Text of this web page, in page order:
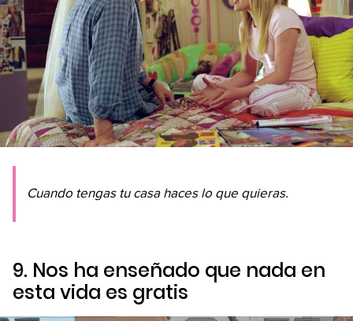
Cuando tengas tu casa haces lo que quieras.
9. Nos ha enseñado que nada en
esta vida es gratis